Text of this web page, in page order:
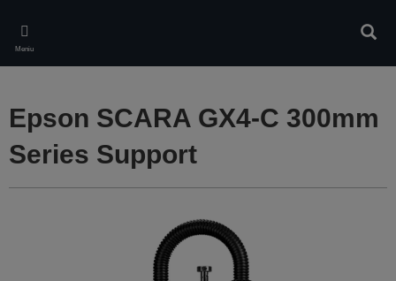
main
content
Meniu
Epson SCARA GX4-C 300mm
Series Support